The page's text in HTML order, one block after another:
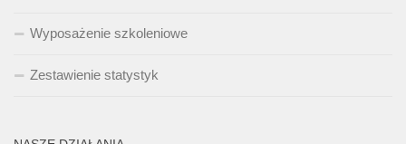
Wyposażenie szkoleniowe
Zestawienie statystyk